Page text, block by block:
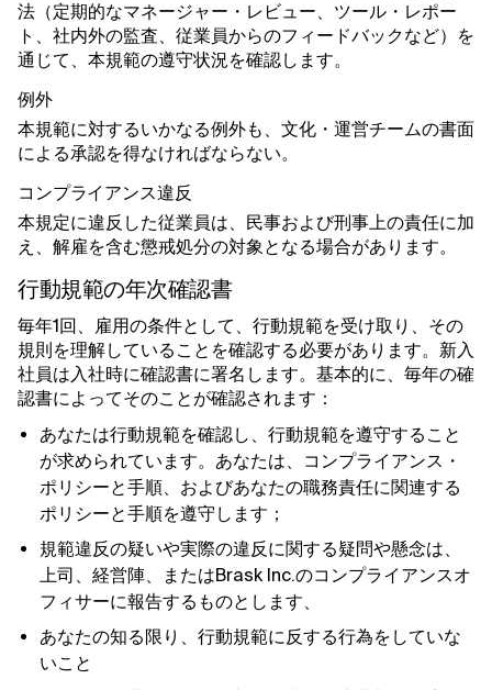
法（定期的なマネージャー・レビュー、ツール・レポー
ト、社内外の監査、従業員からのフィードバックなど）を
通じて、本規範の遵守状況を確認します。
例外
本規範に対するいかなる例外も、文化・運営チームの書面
による承認を得なければならない。
コンプライアンス違反
本規定に違反した従業員は、民事および刑事上の責任に加
え、解雇を含む懲戒処分の対象となる場合があります。
行動規範の年次確認書
毎年1回、雇用の条件として、行動規範を受け取り、その
規則を理解していることを確認する必要があります。新入
社員は入社時に確認書に署名します。基本的に、毎年の確
認書によってそのことが確認されます：
あなたは行動規範を確認し、行動規範を遵守すること
が求められています。あなたは、コンプライアンス・
ポリシーと手順、およびあなたの職務責任に関連する
ポリシーと手順を遵守します；
規範違反の疑いや実際の違反に関する疑問や懸念は、
上司、経営陣、またはBrask Inc.のコンプライアンスオ
フィサーに報告するものとします、
あなたの知る限り、行動規範に反する行為をしていな
いこと